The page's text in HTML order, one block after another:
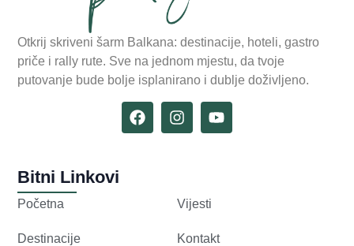
Otkrij skriveni šarm Balkana: destinacije, hoteli, gastro
priče i rally rute. Sve na jednom mjestu, da tvoje
putovanje bude bolje isplanirano i dublje doživljeno.
Bitni Linkovi
Početna
Destinacije
Vijesti
Kontakt